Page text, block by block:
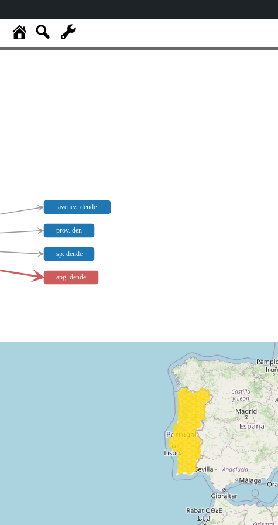
avenez. dende
prov. den
sp. dende
apg. dende